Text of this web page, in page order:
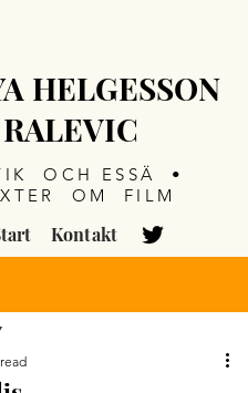
HELGESSON
RALEVIC
OCH ESSÄ •
OM FILM
Kontakt